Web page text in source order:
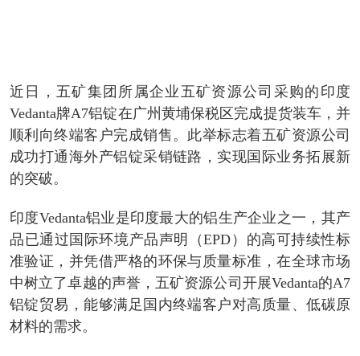
近日，五矿集团所属企业五矿资源公司采购的印度
Vedanta牌A7铝锭在广州黄埔保税区完成提货装车，并
顺利向终端客户完成销售。此举标志着五矿资源公司
成功打通海外产铝锭采销链路，实现国际业务拓展新
的突破。
印度Vedanta铝业是印度最大的铝生产企业之一，其产
品已通过国际环境产品声明（EPD）的高可持续性标
准验证，并凭借严格的环保与质量标准，在全球市场
中树立了卓越的声誉，五矿资源公司开展Vedanta的A7
铝锭贸易，能够满足国内终端客户对高质量、低碳原
材料的需求。